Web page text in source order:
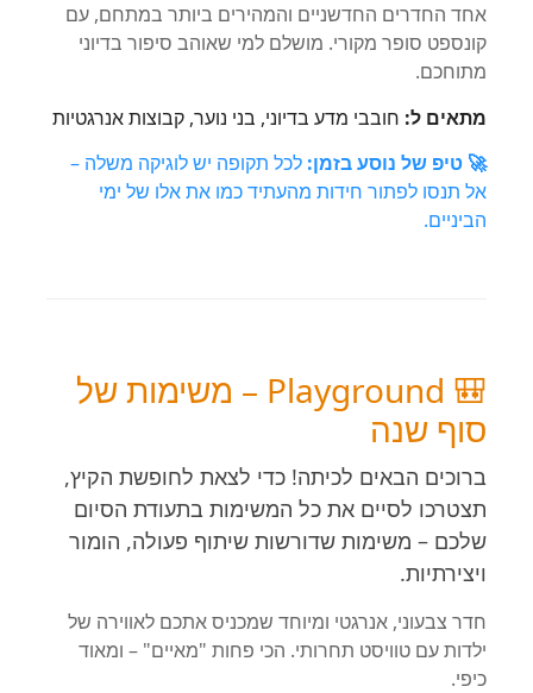
אחד החדרים החדשניים והמהירים ביותר במתחם, עם
קונספט סופר מקורי. מושלם למי שאוהב סיפור בדיוני
מתוחכם.
מתאים ל: חובבי מדע בדיוני, בני נוער, קבוצות אנרגטיות
🚀 טיפ של נוסע בזמן: לכל תקופה יש לוגיקה משלה –
אל תנסו לפתור חידות מהעתיד כמו את אלו של ימי
הביניים.
🎒 Playground – משימות של
סוף שנה
ברוכים הבאים לכיתה! כדי לצאת לחופשת הקיץ,
תצטרכו לסיים את כל המשימות בתעודת הסיום
שלכם – משימות שדורשות שיתוף פעולה, הומור
ויצירתיות.
חדר צבעוני, אנרגטי ומיוחד שמכניס אתכם לאווירה של
ילדות עם טוויסט תחרותי. הכי פחות "מאיים" – ומאוד
כיפי.